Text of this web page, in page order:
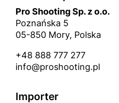
Pro Shooting Sp. z o.o.
Poznańska 5
05-850 Mory, Polska
+48 888 777 277
info@proshooting.pl
Importer